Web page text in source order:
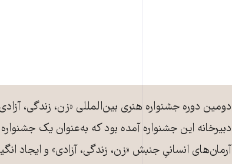
دومین دوره جشنواره هنری بین‌المللی «زن، زندگی،
دبیرخانه این جشنواره آمده بود که به‌عنوان یک
آرمان‌های انسانیِ جنبش «زن، زندگی، آزادی» و ایجاد